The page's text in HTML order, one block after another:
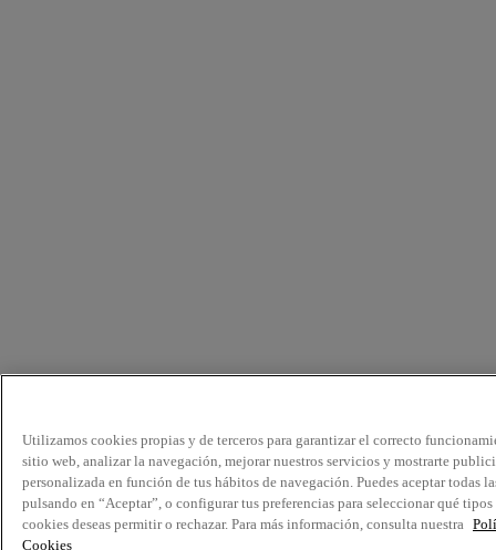
Utilizamos cookies propias y de terceros para garantizar el correcto
sitio web, analizar la navegación, mejorar nuestros servicios y mostrarte
personalizada en función de tus hábitos de navegación. Puedes aceptar todas
pulsando en “Aceptar”, o configurar tus preferencias para seleccionar qué tipos
cookies deseas permitir o rechazar. Para más información, consulta nuestra
Cookies